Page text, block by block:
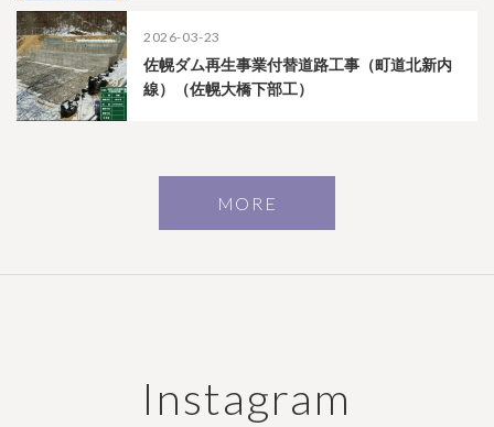
2026-03-23
佐幌ダム再生事業付替道路工事（町道北新内
線）（佐幌大橋下部工）
MORE
Instagram